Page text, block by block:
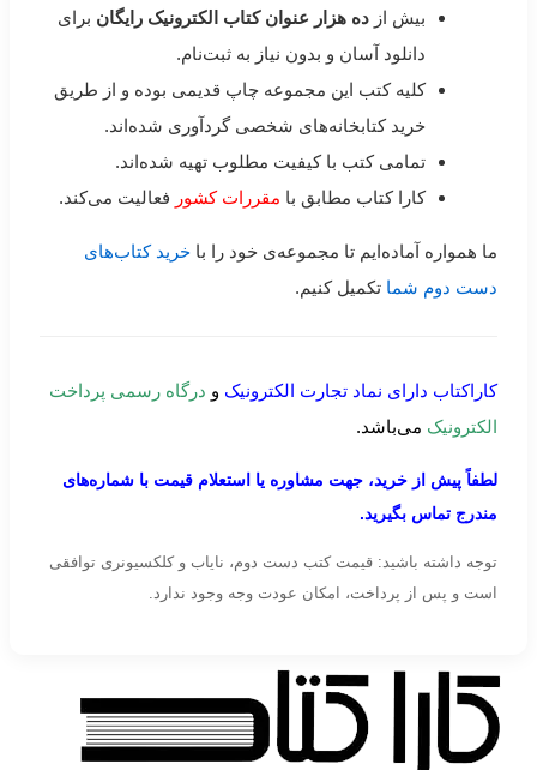
بیش از ده هزار عنوان کتاب الکترونیک رایگان برای
دانلود آسان و بدون نیاز به ثبت‌نام.
کلیه کتب این مجموعه چاپ قدیمی بوده و از طریق
خرید کتابخانه‌های شخصی گردآوری شده‌اند.
تمامی کتب با کیفیت مطلوب تهیه شده‌اند.
کارا کتاب مطابق با مقررات کشور فعالیت می‌کند.
ما همواره آماده‌ایم تا مجموعه‌ی خود را با خرید کتاب‌های
دست دوم شما تکمیل کنیم.
کاراکتاب دارای نماد تجارت الکترونیک و درگاه رسمی پرداخت
الکترونیک می‌باشد.
لطفاً پیش از خرید، جهت مشاوره یا استعلام قیمت با شماره‌های
مندرج تماس بگیرید.
توجه داشته باشید: قیمت کتب دست دوم، نایاب و کلکسیونری توافقی
است و پس از پرداخت، امکان عودت وجه وجود ندارد.